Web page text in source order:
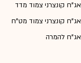
אג"ח קונצרני צמוד מדד
אג"ח קונצרני צמוד מט"ח
אג"ח להמרה